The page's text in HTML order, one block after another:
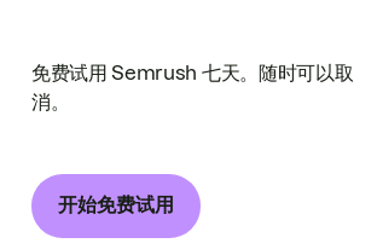
免费试用 Semrush 七天。随时可以取
消。
开始免费试用